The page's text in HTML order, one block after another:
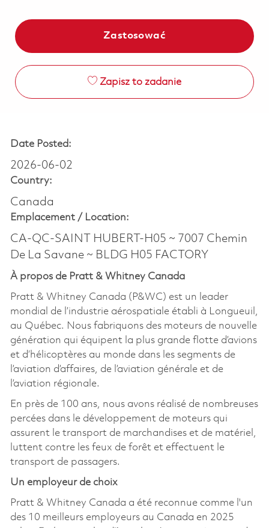
Zastosować
Zapisz to zadanie
Date Posted:
2026-06-02
Country:
Canada
Emplacement / Location:
CA-QC-SAINT HUBERT-H05 ~ 7007 Chemin
De La Savane ~ BLDG H05 FACTORY
À propos de Pratt & Whitney Canada
Pratt & Whitney Canada (P&WC) est un leader
mondial de l’industrie aérospatiale établi à Longueuil,
au Québec. Nous fabriquons des moteurs de nouvelle
génération qui équipent la plus grande flotte d’avions
et d’hélicoptères au monde dans les segments de
l’aviation d’affaires, de l’aviation générale et de
l’aviation régionale.
En près de 100 ans, nous avons réalisé de nombreuses
percées dans le développement de moteurs qui
assurent le transport de marchandises et de matériel,
luttent contre les feux de forêt et effectuent le
transport de passagers.
Un employeur de choix
Pratt & Whitney Canada a été reconnue comme l'un
des 10 meilleurs employeurs au Canada en 2025